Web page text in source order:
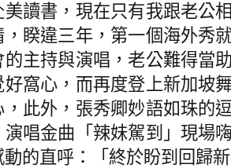
美讀書，現在只有我跟老公
，睽違三年，第一個海外秀
的主持與演唱，老公難得當
好窩心，而再度登上新加坡
，此外，張秀卿妙語如珠的
演唱金曲「辣妹駕到」現場
動的直呼：「終於盼到回歸